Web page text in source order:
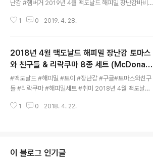
난감 #햄버거 2019년 4월 맥도날드 해피밀 장난감바비와
장난감 구매입니다물론 예전처럼 소장은 하지 않지만 그래
팅 목적으로 구매하고나중에 조카들에게 선물(?)로 제공하
고자 합니다 필자는 해피밀 세트 햄버거를 식사겸 맛나게
혼자 먹습니다 먹고 찍고 선물하고1석 3조의 효과입니다
5월 해피밀 장난감으로 강월드 반드시 돌아옵니다
1 0 2019. 4. 28.
2018년 4월 맥도날드 해피밀 장난감 토마스
와 친구들 & 리락쿠마 8종 세트 (McDonal
d's Happy Meal Toy Corea)
#맥도날드 #해피밀 #토이 #장난감 #구글#토마스와친구
들 #리락쿠마 #해피밀세트 #취미 2018년 4월 맥도날드
Donald's Happy Meal Toy Corea) 필자는 아침식사
구와 여자친구 모두 만족시키는 토이입니다 흐뭇 토마스와
친구들 역시 좋지만 그래도 깜찍하고 귀여운 리락쿠마 4종
1 0 2018. 4. 22.
이 블로그 인기글